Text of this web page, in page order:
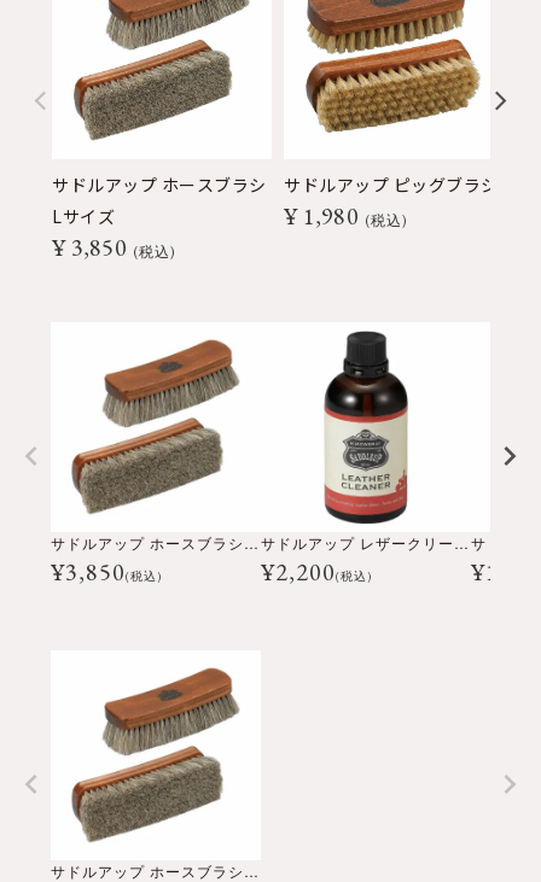
サドルアップ ホースブラシ
Lサイズ
¥ 3,850 税込
サドルアップ ピッグブラシ
¥ 1,980 税込
サドルアップ ホースブラシ Lサイズ
¥3,850(税込)
サドルアップ レザークリーナー
¥2,200(税込)
サドルア
¥
サドルアップ ホースブラシ Mサイズ